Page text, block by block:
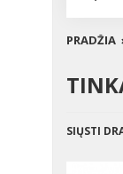
PRADŽIA
SIŲSTI